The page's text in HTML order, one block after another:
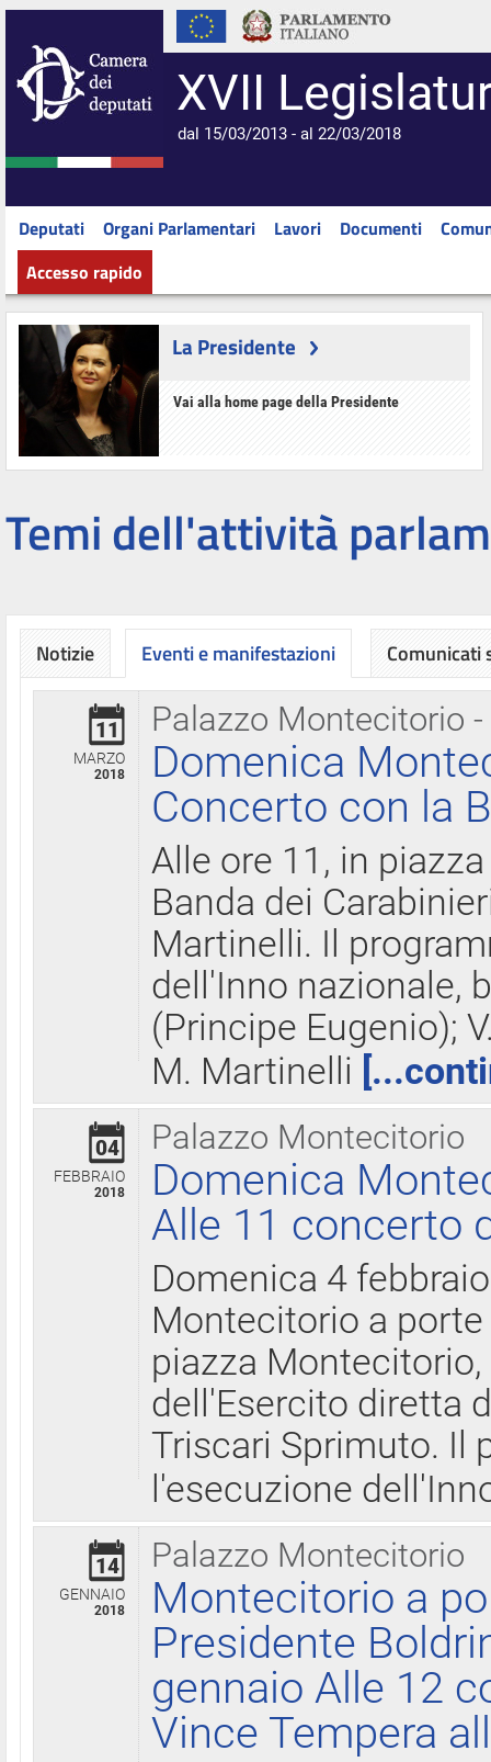
XVII
dal 15/03/2013 - al 22/03/2018
Deputati Organi Parlamentari Lavori Documenti
Accesso rapido
La Presidente
Vai alla home page della Presidente
Temi dell'attività
Notizie Eventi e manifestazioni
Palazzo Montecitorio
11
MARZO
2018
Domenica
Concerto con la
Alle ore 11, in
Banda dei
Martinelli. Il
dell'Inno nazionale,
(Principe Eugenio);
M. Martinelli
Palazzo Montecitorio
04
FEBBRAIO
2018
Domenica
Alle 11 concerto
Domenica 4
Montecitorio a
piazza
dell'Esercito diretta
Triscari Sprimuto. Il
l'esecuzione
Palazzo Montecitorio
14
GENNAIO
2018
Montecitorio a
Presidente
gennaio Alle 12
Vince Tempera
Comunicati